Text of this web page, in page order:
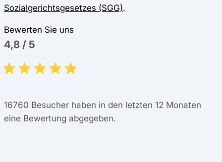
Sozialgerichtsgesetzes (SGG).
Bewerten Sie uns
4,8 / 5
16760 Besucher haben in den letzten 12 Monaten
eine Bewertung abgegeben.